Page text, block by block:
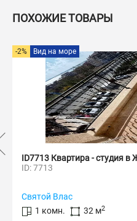
ПОХОЖИЕ ТОВАРЫ
- студия в ЖК Макон Рези...
32 м
2